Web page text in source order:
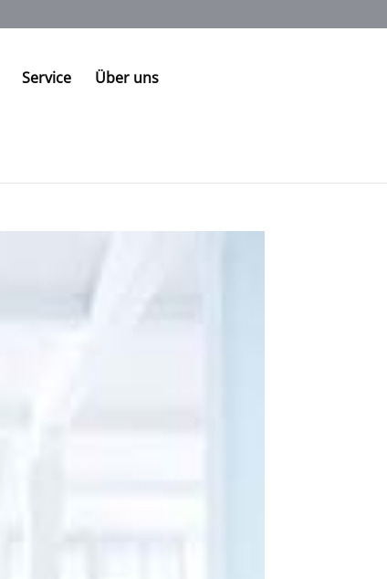
Service Über uns